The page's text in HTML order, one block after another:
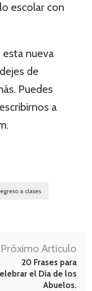
escolar con
nueva
de
Puedes
a
a clases
Próximo Articulo
20 Frases para
el Día de los
Abuelos.